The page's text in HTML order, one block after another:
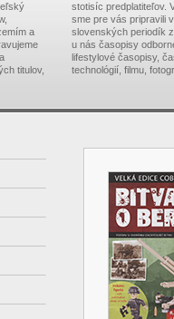
a
titulov,
stotisíc predplatiteľov.
sme pre vás pripravili
slovenských periodík
u nás časopisy
lifestylové časopisy,
technológií, filmu,